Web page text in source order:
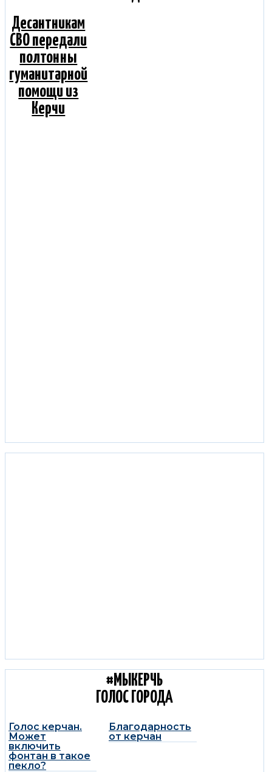
Десантникам
СВО передали
полтонны
гуманитарной
помощи из
Керчи
#МЫКЕРЧЬ
ГОЛОС ГОРОДА
Голос керчан.
Может
включить
фонтан в такое
пекло?
Благодарность
от керчан